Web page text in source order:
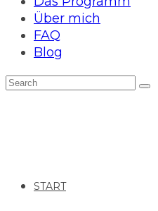
Über mich
FAQ
Blog
START